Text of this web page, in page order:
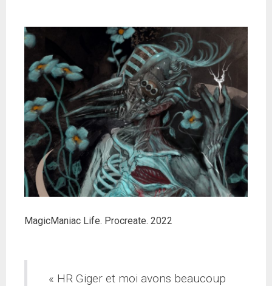
MagicManiac Life. Procreate. 2022
« HR Giger et moi avons beaucoup